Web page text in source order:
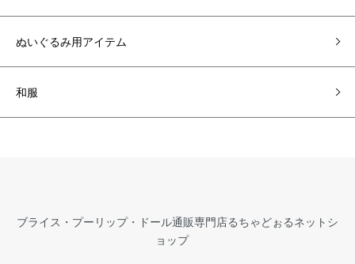
ぬいぐるみ用アイテム
和服
ブライス・プーリップ・ドール通販専門店るちゃどぉるネットシ
ョップ